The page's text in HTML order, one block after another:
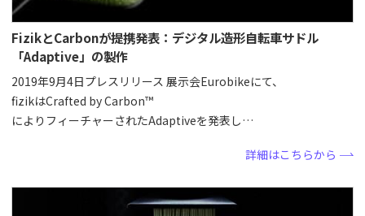
FizikとCarbonが提携発表：デジタル造形自転車サドル
「Adaptive」の製作
2019年9月4日プレスリリース 展示会Eurobikeにて、
fizikはCrafted by Carbon™
によりフィーチャーされたAdaptiveを発表し…
詳細はこちらから